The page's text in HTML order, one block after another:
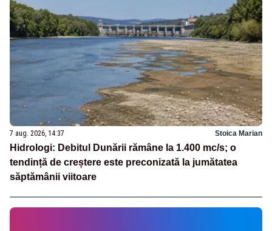
7 aug. 2026, 14:37 Stoica Marian
Hidrologi: Debitul Dunării rămâne la 1.400 mc/s; o
tendință de creștere este preconizată la jumătatea
săptămânii viitoare